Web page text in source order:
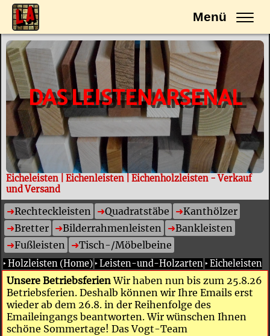
Menü
DAS LEISTENARSENAL
Eicheleisten | Eichenleisten | Eichenholzleisten - Verkauf
und Versand
Rechteckleisten Quadratstäbe
Kanthölzer
Bretter
Bilderrahmenleisten
Bankleisten
Fußleisten
Tisch-/Möbelbeine
‣Holzleisten (Home) ‣Leisten-und-Holzarten ‣Eicheleisten
Unsere BetriebsferienWir haben nun bis zum 25.8.26
Betriebsferien. Deshalb können wir Ihre Emails erst
wieder ab dem 26.8. in der Reihenfolge des
Emaileingangs beantworten. Wir wünschen Ihnen
schöne Sommertage! Das Vogt-Team